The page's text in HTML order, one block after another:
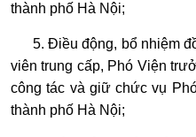
thành phố Hà Nội;
5. Điều động, bổ nhiệm
viên trung cấp, Phó Viện
công tác và giữ chức vụ
thành phố Hà Nội;